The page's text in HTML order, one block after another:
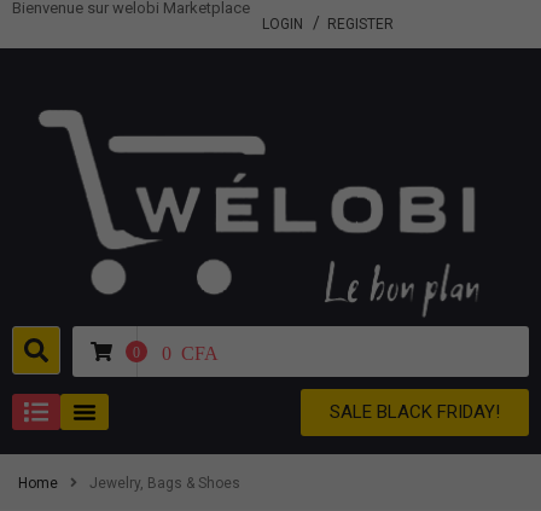
Bienvenue sur welobi Marketplace
LOGIN REGISTER
0 0 CFA
SALE BLACK FRIDAY!
Home Jewelry, Bags & Shoes